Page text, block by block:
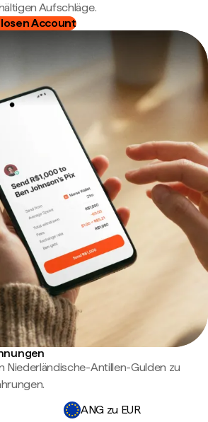
Aufschläge.
Account
Niederländische-Antillen-Gulden zu
ANG zu EUR